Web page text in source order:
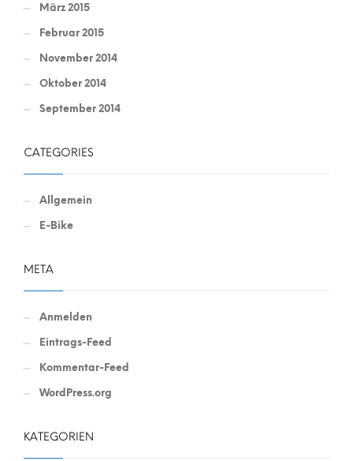
März 2015
Februar 2015
November 2014
Oktober 2014
September 2014
CATEGORIES
Allgemein
E-Bike
META
Anmelden
Eintrags-Feed
Kommentar-Feed
WordPress.org
KATEGORIEN